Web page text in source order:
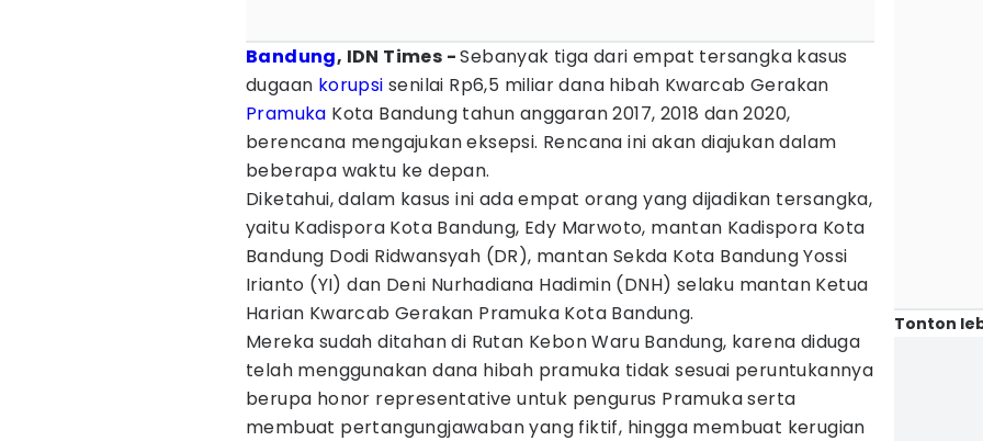
Bandung, IDN Times -Sebanyak tiga dari empat tersangka kasus
dugaan korupsi senilai Rp6,5 miliar dana hibah Kwarcab Gerakan
Pramuka Kota Bandung tahun anggaran 2017, 2018 dan 2020,
berencana mengajukan eksepsi. Rencana ini akan diajukan dalam
beberapa waktu ke depan.
Diketahui, dalam kasus ini ada empat orang yang dijadikan tersangka,
yaitu Kadispora Kota Bandung, Edy Marwoto, mantan Kadispora Kota
Bandung Dodi Ridwansyah (DR), mantan Sekda Kota Bandung Yossi
Irianto (YI) dan Deni Nurhadiana Hadimin (DNH) selaku mantan Ketua
Harian Kwarcab Gerakan Pramuka Kota Bandung.
Mereka sudah ditahan di Rutan Kebon Waru Bandung, karena diduga
telah menggunakan dana hibah pramuka tidak sesuai peruntukannya
berupa honor representative untuk pengurus Pramuka serta
membuat pertangungjawaban yang fiktif, hingga membuat kerugian
Tonton